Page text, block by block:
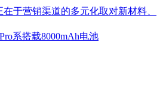
在于营销渠道的多元化取对新材料、
系搭载8000mAh电池